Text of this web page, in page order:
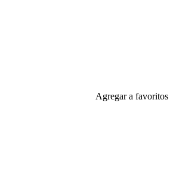
Agregar a favoritos